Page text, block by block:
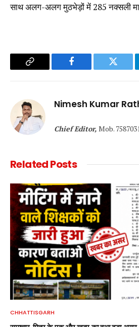
साथ अलग-अलग मुठभेड़ों में 285 नक्सली
Copy
Facebook Twitter
Nimesh Kumar
Chief Editor, Mob.
RelatedPosts
CHHATTISGARH